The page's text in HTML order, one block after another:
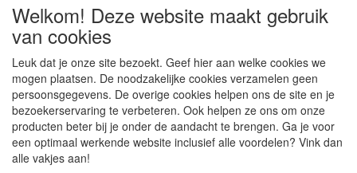
OVER RBI
Onze Pluspunten
RBI in in de Media
Contact
Welkom! Deze website maakt gebruik
van cookies
Leuk dat je onze site bezoekt. Geef hier aan welke cookies we
mogen plaatsen. De noodzakelijke cookies verzamelen geen
persoonsgegevens. De overige cookies helpen ons de site en je
bezoekerservaring te verbeteren. Ook helpen ze ons om onze
producten beter bij je onder de aandacht te brengen. Ga je voor
een optimaal werkende website inclusief alle voordelen? Vink dan
alle vakjes aan!